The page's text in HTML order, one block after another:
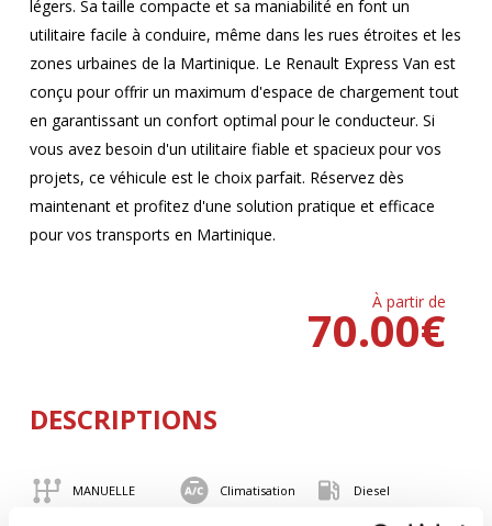
légers. Sa taille compacte et sa maniabilité en font un
utilitaire facile à conduire, même dans les rues étroites et les
zones urbaines de la Martinique. Le Renault Express Van est
conçu pour offrir un maximum d'espace de chargement tout
en garantissant un confort optimal pour le conducteur. Si
vous avez besoin d'un utilitaire fiable et spacieux pour vos
projets, ce véhicule est le choix parfait. Réservez dès
maintenant et profitez d'une solution pratique et efficace
pour vos transports en Martinique.
À partir de
€
70.00
DESCRIPTIONS
MANUELLE Climatisation Diesel